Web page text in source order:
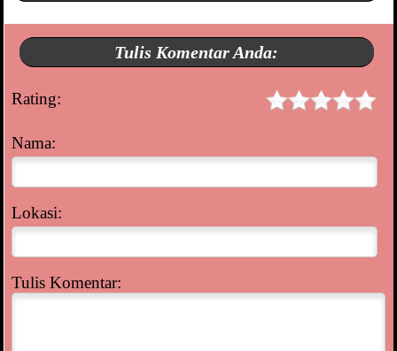
Tulis Komentar Anda:
Rating:
Nama:
Lokasi:
Tulis Komentar: